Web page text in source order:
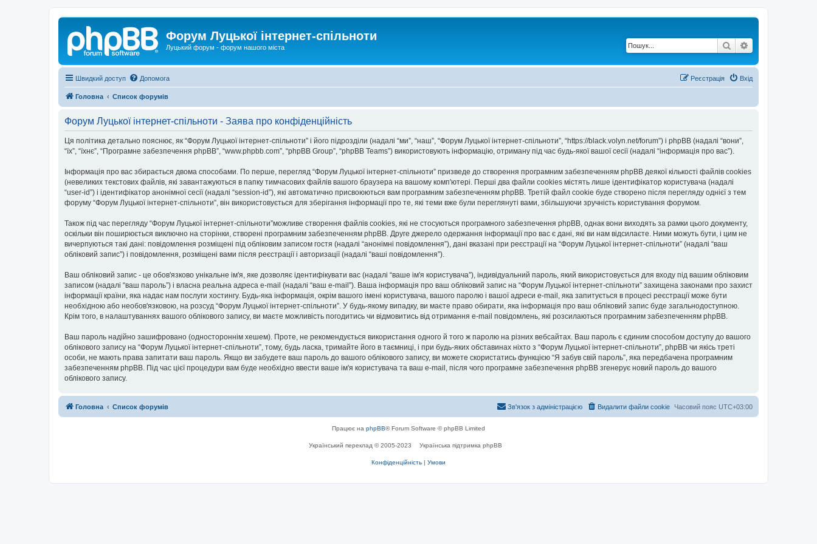
Форум Луцької інтернет-спільноти
Луцький форум - форум нашого міста Пошук
Швидкий доступ Допомога Вхід
Реєстрація
Головна Список форумів
Форум Луцької інтернет-спільноти - Заява про конфіденційність
Ця політика детально пояснює, як “Форум Луцької інтернет-спільноти” і його підрозділи (надалі “ми”, “наш”, “Форум Луцької інтернет-спільноти”, “https://black.volyn.net/forum”) і phpBB (надалі “вони”,
“їх”, “їхнє”, “Програмне забезпечення phpBB”, “www.phpbb.com”, “phpBB Group”, “phpBB Teams”) використовують інформацію, отриману під час будь-якої вашої сесії (надалі “інформація про вас”).
Інформація про вас збирається двома способами. По перше, перегляд “Форум Луцької інтернет-спільноти” призведе до створення програмним забезпеченням phpBB деякої кількості файлів cookies
(невеликих текстових файлів, які завантажуються в папку тимчасових файлів вашого браузера на вашому комп'ютері. Перші два файли cookies містять лише ідентифікатор користувача (надалі
“user-id”) і ідентифікатор анонімної сесії (надалі “session-id”), які автоматично присвоюються вам програмним забезпеченням phpBB. Третій файл cookie буде створено після перегляду однієї з тем
форуму “Форум Луцької інтернет-спільноти”, він використовується для зберігання інформації про те, які теми вже були переглянуті вами, збільшуючи зручність користування форумом.
Також під час перегляду “Форум Луцької інтернет-спільноти”можливе створення файлів cookies, які не стосуються програмного забезпечення phpBB, однак вони виходять за рамки цього документу,
оскільки він поширюється виключно на сторінки, створені програмним забезпеченням phpBB. Друге джерело одержання інформації про вас є дані, які ви нам відсилаєте. Ними можуть бути, і цим не
вичерпуються такі дані: повідомлення розміщені під обліковим записом гостя (надалі “анонімні повідомлення”), дані вказані при реєстрації на “Форум Луцької інтернет-спільноти” (надалі “ваш
обліковий запис”) і повідомлення, розміщені вами після реєстрації і авторизації (надалі “ваші повідомлення”).
Ваш обліковий запис - це обов'язково унікальне ім'я, яке дозволяє ідентифікувати вас (надалі “ваше ім'я користувача”), індивідуальний пароль, який використовується для входу під вашим обліковим
записом (надалі “ваш пароль”) і власна реальна адреса e-mail (надалі “ваш e-mail”). Ваша інформація про ваш обліковий запис на “Форум Луцької інтернет-спільноти” захищена законами про захист
інформації країни, яка надає нам послуги хостингу. Будь-яка інформація, окрім вашого імені користувача, вашого паролю і вашої адреси e-mail, яка запитується в процесі реєстрації може бути
необхідною або необов'язковою, на розсуд “Форум Луцької інтернет-спільноти”. У будь-якому випадку, ви маєте право обирати, яка інформація про ваш обліковий запис буде загальнодоступною.
Крім того, в налаштуваннях вашого облікового запису, ви маєте можливість погодитись чи відмовитись від отримання e-mail повідомлень, які розсилаються програмним забезпеченням phpBB.
Ваш пароль надійно зашифровано (одностороннім хешем). Проте, не рекомендується використання одного й того ж паролю на різних вебсайтах. Ваш пароль є єдиним способом доступу до вашого
облікового запису на “Форум Луцької інтернет-спільноти”, тому, будь ласка, тримайте його в таємниці, і при будь-яких обставинах ніхто з “Форум Луцької інтернет-спільноти”, phpBB чи якісь треті
особи, не мають права запитати ваш пароль. Якщо ви забудете ваш пароль до вашого облікового запису, ви можете скористатись функцією “Я забув свій пароль”, яка передбачена програмним
забезпеченням phpBB. Під час цієї процедури вам буде необхідно ввести ваше ім'я користувача та ваш e-mail, після чого програмне забезпечення phpBB згенерує новий пароль до вашого
облікового запису.
Головна Список форумів Часовий пояс UTC+03:00
Видалити файли cookie
Зв'язок з адміністрацією
Працює на phpBB® Forum Software © phpBB Limited
Український переклад © 2005-2023 Українська підтримка phpBB
Конфіденційність | Умови